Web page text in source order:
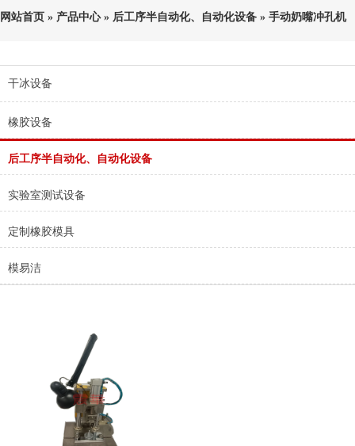
网站首页 » 产品中心» 后工序半自动化、自动化设备 » 手动奶嘴冲孔机
干冰设备
橡胶设备
后工序半自动化、自动化设备
实验室测试设备
定制橡胶模具
模易洁